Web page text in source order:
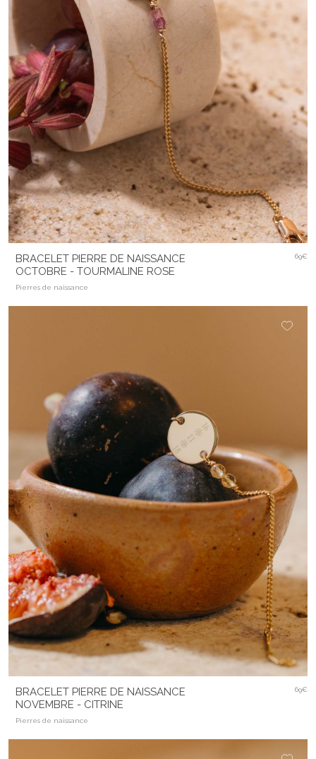
BRACELET PIERRE DE NAISSANCE
OCTOBRE - TOURMALINE ROSE
Pierres de naissance
69€
BRACELET PIERRE DE NAISSANCE
NOVEMBRE - CITRINE
Pierres de naissance
69€